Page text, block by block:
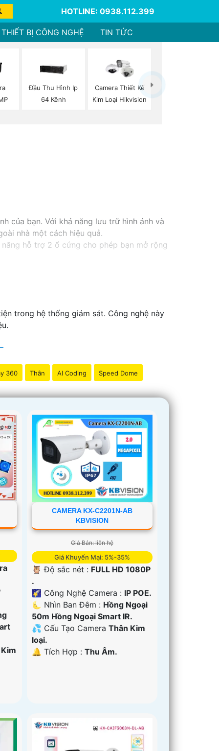
HOTLINE: 0938.112.399
THIẾT BỊ CÔNG NGHỆ TIN TỨC
Đầu Thu Hình Ip
64 Kênh
Camera Thiết Kế
Kim Loại Hikvision
của bạn. Với khả năng lưu trữ hình ảnh và
nhà một cách hiệu quả.
hỗ trợ 2 ổ cứng cho phép bạn mở rộng
trong hệ thống giám sát. Công nghệ này
360 Thân AI Coding Speed Dome
CAMERA KX-C2201N-AB
KBVISION
Giá Bán: liên hệ
Giá Khuyến Mại: 5%-35%
🦉 Độ sắc nét : FULL HD 1080P
.
🌠 Công Nghệ Camera : IP POE.
🌜 Nhìn Ban Đêm : Hồng Ngoại
50m Hồng Ngoại Smart IR.
💦 Cấu Tạo CameraThân Kim
loại.
️🔔 Tích Hợp :Thu Âm.